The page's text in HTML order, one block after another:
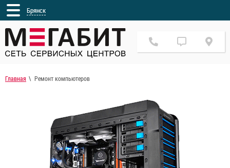
Брянск
Главная Ремонт компьютеров